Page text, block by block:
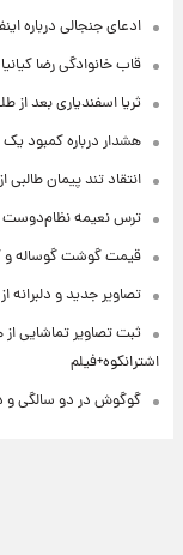
ادعای جنجالی درباره
قاب خانوادگی رضا
ثریا اسفندیاری بعد از
هشدار درباره کمبود
انتقاد تند پیمان
ترس نعیمه نظام‌دوست
قیمت گوشت گوساله و گوسفند
تصاویر جدید و دلبرانه
ثبت تصاویر تماشایی
اشترانکوه+فیلم
گوگوش در دو سالگی و در